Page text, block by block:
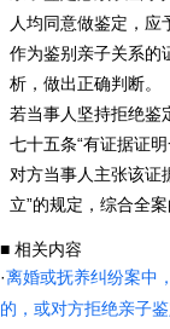
人均同意做鉴定，应
作为鉴别亲子关系的
析，做出正确判断。
若当事人坚持拒绝鉴
七十五条“有证据证
对方当事人主张该证
立”的规定，综合全
■ 相关内容
·离婚或抚养纠纷案中
的，或对方拒绝亲子